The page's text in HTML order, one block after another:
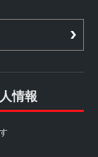
情報